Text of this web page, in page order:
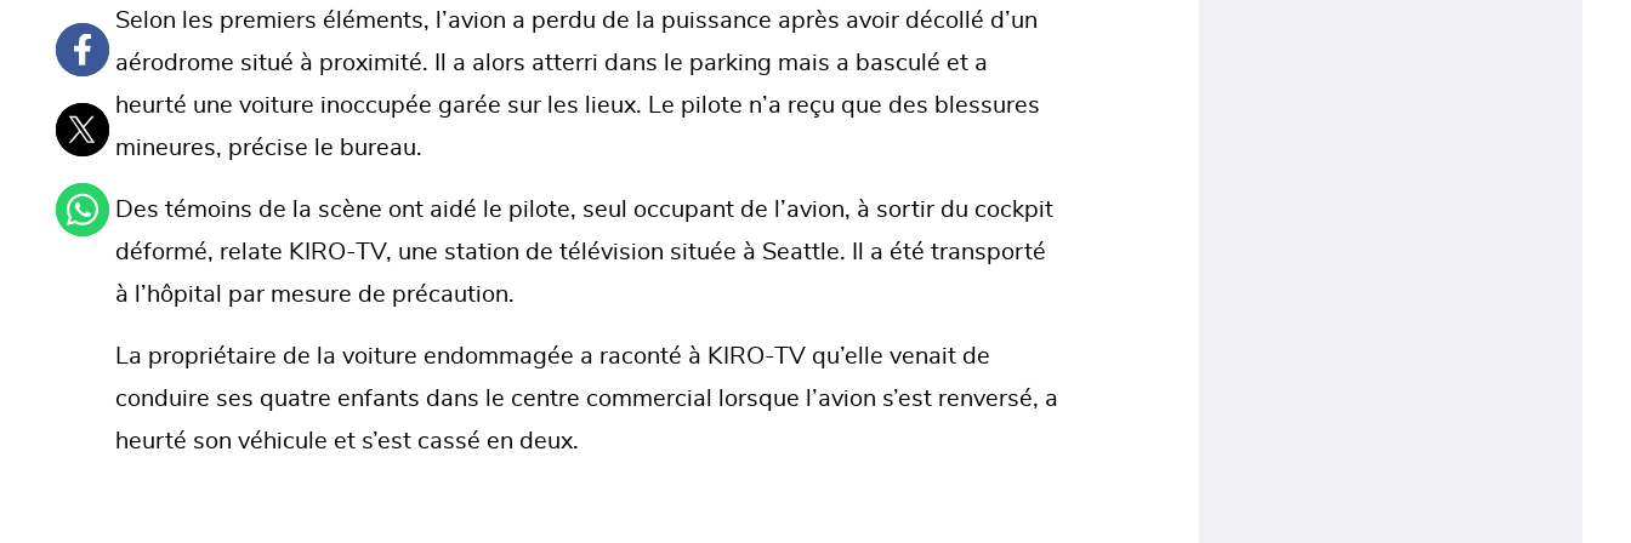
Selon les premiers éléments, l’avion a perdu de la puissance après avoir décollé d’un
aérodrome situé à proximité. Il a alors atterri dans le parking mais a basculé et a
heurté une voiture inoccupée garée sur les lieux. Le pilote n’a reçu que des blessures
mineures, précise le bureau.
Des témoins de la scène ont aidé le pilote, seul occupant de l’avion, à sortir du cockpit
déformé, relate KIRO-TV, une station de télévision située à Seattle. Il a été transporté
à l’hôpital par mesure de précaution.
La propriétaire de la voiture endommagée a raconté à KIRO-TV qu’elle venait de
conduire ses quatre enfants dans le centre commercial lorsque l’avion s’est renversé, a
heurté son véhicule et s’est cassé en deux.